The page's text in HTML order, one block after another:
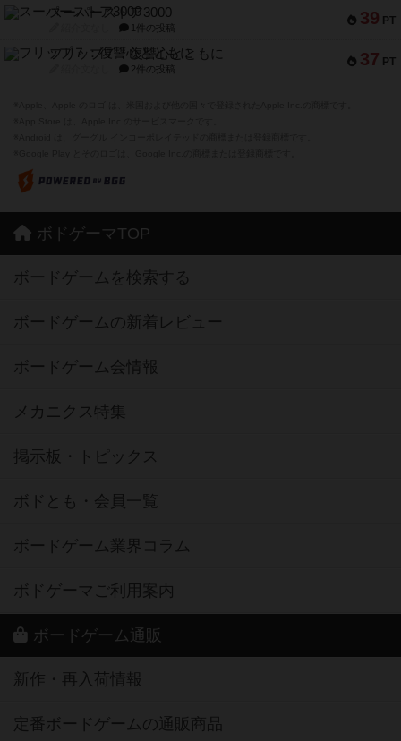
39 PT
スーパーストア3000
1件の投稿
37 PT
フリップ７：復讐心とともに
2件の投稿
ボドゲーマTOP
ボードゲームを検索する
ボードゲームの新着レビュー
ボードゲーム会情報
メカニクス特集
掲示板・トピックス
ボドとも・会員一覧
ボードゲーム業界コラム
ボドゲーマご利用案内
ボードゲーム通販
新作・再入荷情報
定番ボードゲームの通販商品